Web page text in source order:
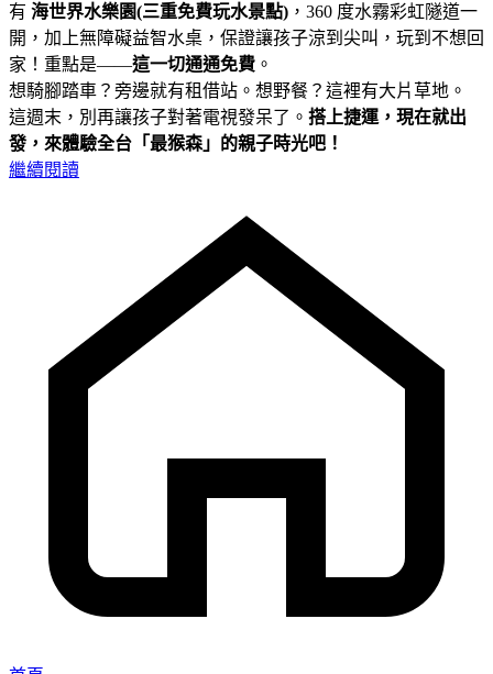
有 海世界水樂園(三重免費玩水景點) ，360 度水霧彩虹隧道一
開，加上無障礙益智水桌，保證讓孩子涼到尖叫，玩到不想回
家！重點是——這一切通通免費 。
想騎腳踏車？旁邊就有租借站。想野餐？這裡有大片草地。
這週末，別再讓孩子對著電視發呆了。 搭上捷運，現在就出
發，來體驗全台「最猴森」的親子時光吧！
繼續閱讀